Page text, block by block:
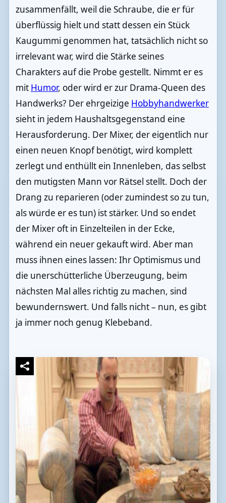
zusammenfällt, weil die Schraube, die er für
überflüssig hielt und statt dessen ein Stück
Kaugummi genommen hat, tatsächlich nicht so
irrelevant war, wird die Stärke seines
Charakters auf die Probe gestellt. Nimmt er es
mit Humor, oder wird er zur Drama-Queen des
Handwerks? Der ehrgeizige Hobbyhandwerker
sieht in jedem Haushaltsgegenstand eine
Herausforderung. Der Mixer, der eigentlich nur
einen neuen Knopf benötigt, wird komplett
zerlegt und enthüllt ein Innenleben, das selbst
den mutigsten Mann vor Rätsel stellt. Doch der
Drang zu reparieren (oder zumindest so zu tun,
als würde er es tun) ist stärker. Und so endet
der Mixer oft in Einzelteilen in der Ecke,
während ein neuer gekauft wird. Aber man
muss ihnen eines lassen: Ihr Optimismus und
die unerschütterliche Überzeugung, beim
nächsten Mal alles richtig zu machen, sind
bewundernswert. Und falls nicht – nun, es gibt
ja immer noch genug Klebeband.